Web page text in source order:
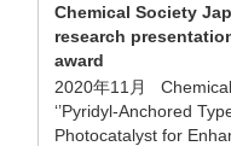
Chemical Society
research
award
2020年11月
‘’Pyridyl-Anchored
Photocatalyst for